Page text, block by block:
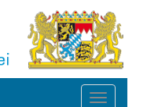
Toggle